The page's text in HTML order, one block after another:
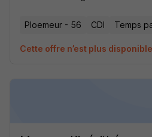
Ploemeur - 56 CDI Temps
Cette offre n’est plus